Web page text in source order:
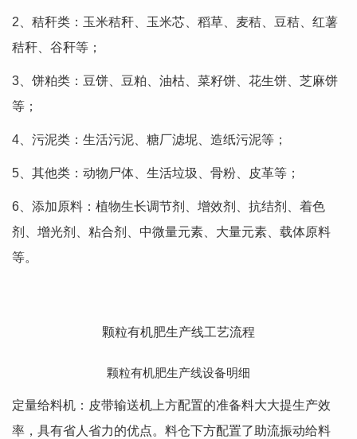
2、秸秆类：玉米秸秆、玉米芯、稻草、麦秸、豆秸、红薯
秸秆、谷秆等；
3、饼粕类：豆饼、豆粕、油枯、菜籽饼、花生饼、芝麻饼
等；
4、污泥类：生活污泥、糖厂滤坭、造纸污泥等；
5、其他类：动物尸体、生活垃圾、骨粉、皮革等；
6、添加原料：植物生长调节剂、增效剂、抗结剂、着色
剂、增光剂、粘合剂、中微量元素、大量元素、载体原料
等。
颗粒有机肥生产线工艺流程
颗粒有机肥生产线设备明细
定量给料机：皮带输送机上方配置的准备料大大提生产效
率，具有省人省力的优点。料仓下方配置了助流振动给料